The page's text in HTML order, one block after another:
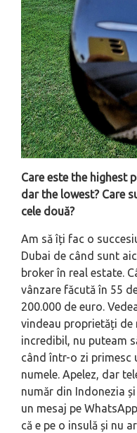
Care este the highest
dar the lowest? Care
cele două?
Am să îți fac o
Dubai de când sunt
broker în real estate.
vânzare făcută în 55
200.000 de euro.
vindeau proprietăți de
incredibil, nu puteam
când într-o zi primesc
numele. Apelez, dar
număr din Indonezia
un mesaj pe
că e pe o insulă și nu